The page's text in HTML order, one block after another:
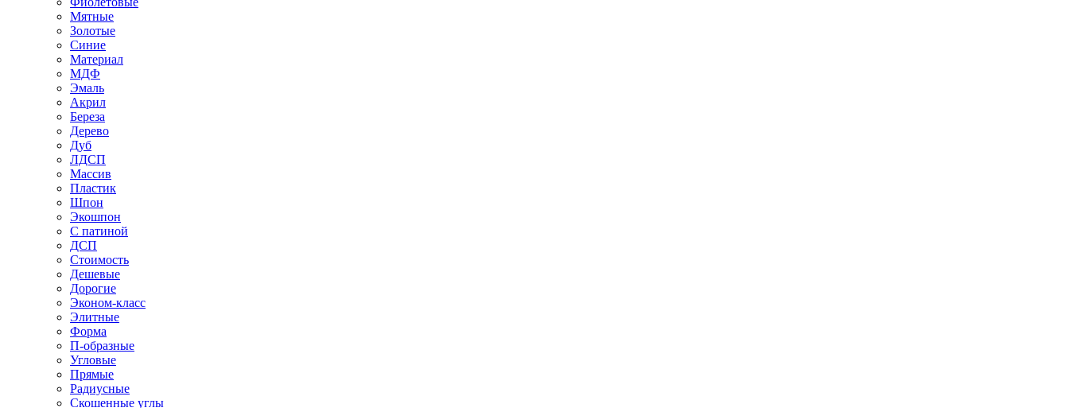
Мятные
Золотые
Синие
Материал
МДФ
Эмаль
Акрил
Береза
Дерево
Дуб
ЛДСП
Массив
Пластик
Шпон
Экошпон
С патиной
ДСП
Стоимость
Дешевые
Дорогие
Эконом-класс
Элитные
Форма
П-образные
Угловые
Прямые
Радиусные
Скошенные углы